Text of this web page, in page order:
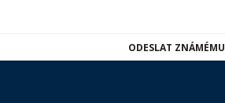
ODESLAT ZNÁMÉMU